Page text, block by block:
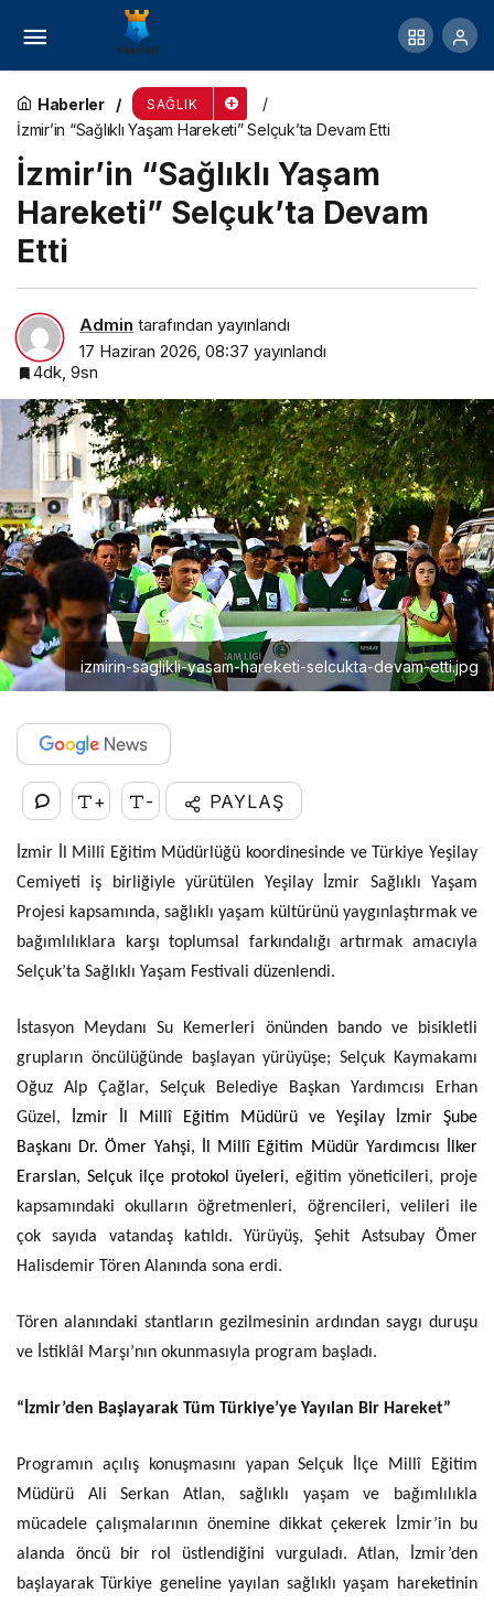
Haberler SAĞLIK
İzmir’in “Sağlıklı Yaşam Hareketi” Selçuk’ta Devam Etti
İzmir’in “Sağlıklı Yaşam
Hareketi” Selçuk’ta Devam
Etti
Admin tarafından yayınlandı
17 Haziran 2026, 08:37 yayınlandı
4dk, 9sn
izmirin-saglikli-yasam-hareketi-selcukta-devam-etti.jpg
+ - PAYLAŞ
İzmir İl Millî Eğitim Müdürlüğü koordinesinde ve Türkiye Yeşilay
Cemiyeti iş birliğiyle yürütülen Yeşilay İzmir Sağlıklı Yaşam
Projesi kapsamında, sağlıklı yaşam kültürünü yaygınlaştırmak ve
bağımlılıklara karşı toplumsal farkındalığı artırmak amacıyla
Selçuk’ta Sağlıklı Yaşam Festivali düzenlendi.
İstasyon Meydanı Su Kemerleri önünden bando ve bisikletli
grupların öncülüğünde başlayan yürüyüşe; Selçuk Kaymakamı
Oğuz Alp Çağlar, Selçuk Belediye Başkan Yardımcısı Erhan
Güzel, İzmir İl Millî Eğitim Müdürü ve Yeşilay İzmir Şube
Başkanı Dr. Ömer Yahşi, İl Millî Eğitim Müdür Yardımcısı İlker
Erarslan, Selçuk ilçe protokol üyeleri, eğitim yöneticileri, proje
kapsamındaki okulların öğretmenleri, öğrencileri, velileri ile
çok sayıda vatandaş katıldı. Yürüyüş, Şehit Astsubay Ömer
Halisdemir Tören Alanında sona erdi.
Tören alanındaki stantların gezilmesinin ardından saygı duruşu
ve İstiklâl Marşı’nın okunmasıyla program başladı.
“İzmir’den Başlayarak Tüm Türkiye’ye Yayılan Bir Hareket”
Programın açılış konuşmasını yapan Selçuk İlçe Millî Eğitim
Müdürü Ali Serkan Atlan, sağlıklı yaşam ve bağımlılıkla
mücadele çalışmalarının önemine dikkat çekerek İzmir’in bu
alanda öncü bir rol üstlendiğini vurguladı. Atlan, İzmir’den
başlayarak Türkiye geneline yayılan sağlıklı yaşam hareketinin
Yeni Nesil Radyoterapi ile Sağlıklı Dokular Daha
Fazla Korunuyor